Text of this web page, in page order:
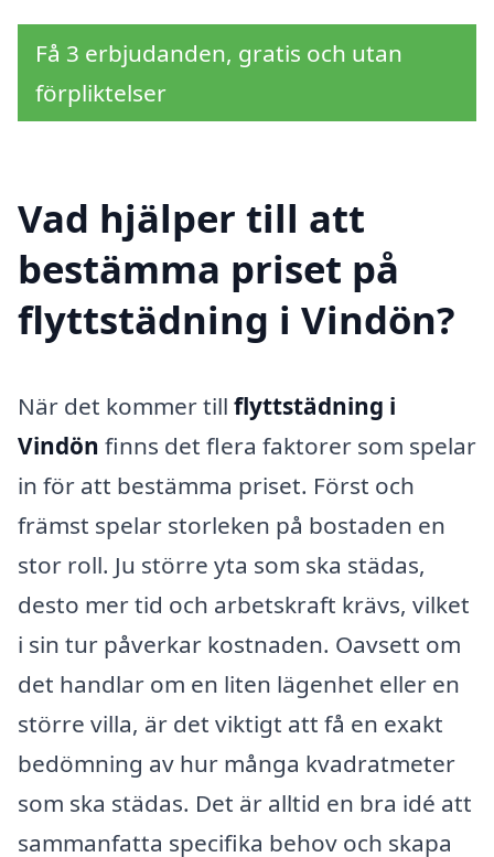
Få 3 erbjudanden, gratis och utan
förpliktelser
Vad hjälper till att
bestämma priset på
flyttstädning i Vindön?
När det kommer till flyttstädning i
Vindön finns det flera faktorer som spelar
in för att bestämma priset. Först och
främst spelar storleken på bostaden en
stor roll. Ju större yta som ska städas,
desto mer tid och arbetskraft krävs, vilket
i sin tur påverkar kostnaden. Oavsett om
det handlar om en liten lägenhet eller en
större villa, är det viktigt att få en exakt
bedömning av hur många kvadratmeter
som ska städas. Det är alltid en bra idé att
sammanfatta specifika behov och skapa